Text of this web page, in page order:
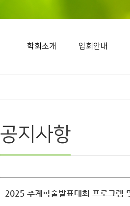
학회소개 입회안내
공지사항
2025 추계학술발표대회 프로그램